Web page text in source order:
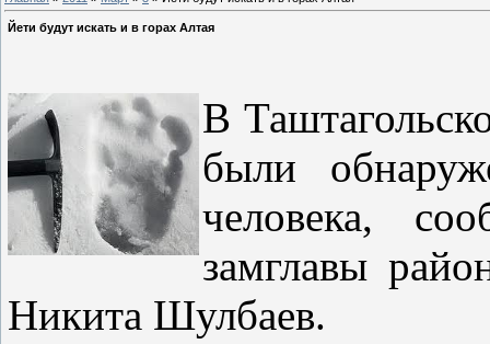
Йети будут искать и в горах Алтая
В
были
человека,
замглавы
Никита Шулбаев.